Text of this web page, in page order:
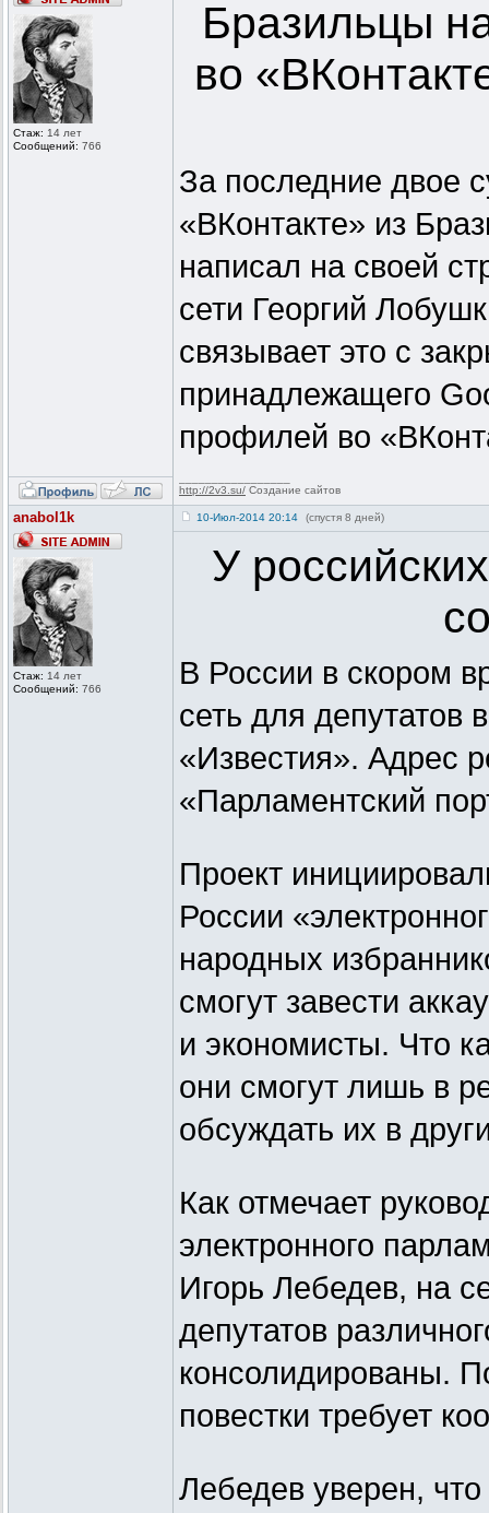
Стаж: 14 лет
Сообщений: 766
Бразильцы
во
За последние двое
«ВКонтакте» из
написал на своей
сети Георгий
связывает это с
принадлежащего
профилей во
http://2v3.su/ Создание сайтов
anabol1k
Стаж: 14 лет
Сообщений: 766
10-Июл-2014 20:14 (спустя 8 дней)
У
В России в скором
сеть для депутатов
«Известия». Адрес
«Парламентский
Проект
России
народных
смогут завести
и экономисты. Что
они смогут лишь в
обсуждать их в
Как отмечает
электронного
Игорь Лебедев, на
депутатов
консолидированы.
повестки требует
Лебедев уверен,